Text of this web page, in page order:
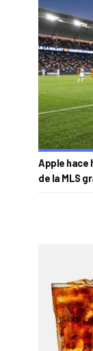
Apple hace
de la MLS